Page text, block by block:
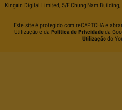
Kinguin Digital Limited, 5/F Chung Nam Building,
Este site é protegido com reCAPTCHA e
Utilização e da Política de Privcidade da
Utilizaçãodo